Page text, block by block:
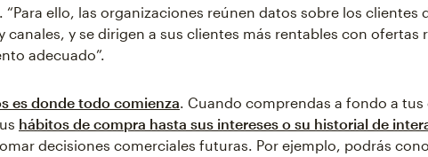
“Para ello, las organizaciones reúnen datos sobre los clientes
canales, y se dirigen a sus clientes más rentables con ofertas
adecuado”.
es donde todo comienza. Cuando comprendas a fondo a tus
hábitos de compra hasta sus intereses o su historial de
decisiones comerciales futuras. Por ejemplo, podrás